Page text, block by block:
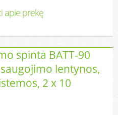
apie prekę
spinta BATT-90
saugojimo lentynos,
2 x 10